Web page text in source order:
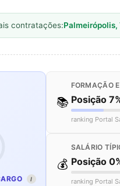
contratações:Palmeirópolis,
I
📚
FORMAÇÃO
Posição
ranking Portal
💰
SALÁRIO
Posição
ranking Portal